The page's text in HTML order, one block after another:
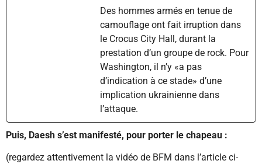
Des hommes armés en tenue de
camouflage ont fait irruption dans
le Crocus City Hall, durant la
prestation d’un groupe de rock. Pour
Washington, il n’y «a pas
d’indication à ce stade» d’une
implication ukrainienne dans
l’attaque.
Puis, Daesh s’est manifesté, pour porter le chapeau :
(regardez attentivement la vidéo de BFM dans l’article ci-